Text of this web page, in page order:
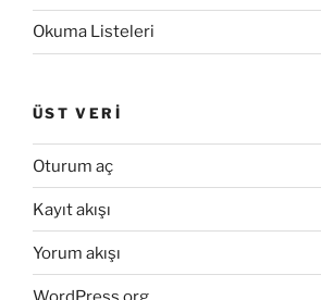
Okuma Listeleri
ÜST VERI
Oturum aç
Kayıt akışı
Yorum akışı